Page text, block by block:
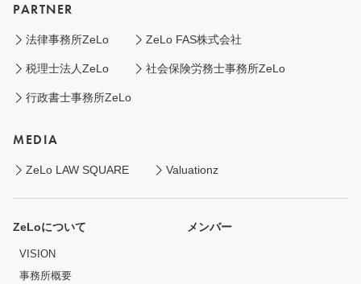
PARTNER
法律事務所ZeLo ZeLo FAS株式会社
税理士法人ZeLo 社会保険労務士事務所ZeLo
行政書士事務所ZeLo
MEDIA
ZeLo LAW SQUARE Valuationz
ZeLoについて
VISION
事務所概要
メンバー